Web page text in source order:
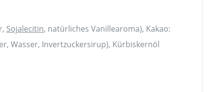
Sojalecitin, natürliches Vanillearoma), Kakao:
Wasser, Invertzuckersirup), Kürbiskernöl